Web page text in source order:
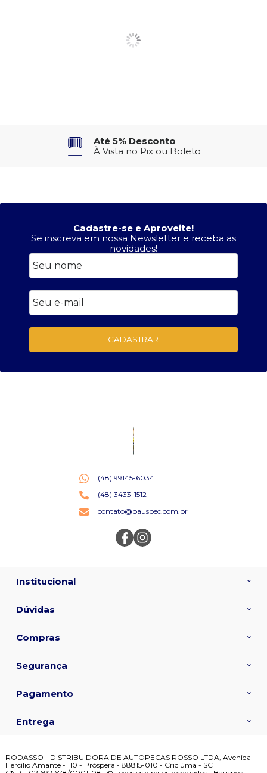
Até 5% Desconto
À Vista no Pix ou Boleto
Cadastre-se e Aproveite!
Se inscreva em nossa Newsletter e receba as
novidades!
CADASTRAR
(48) 99145-6034
(48) 3433-1512
contato@bauspec.com.br
Institucional
Dúvidas
Compras
Segurança
Pagamento
Entrega
RODASSO - DISTRIBUIDORA DE AUTOPECAS ROSSO LTDA, Avenida
Hercílio Amante - 110 - Próspera - 88815-010 - Criciúma - SC